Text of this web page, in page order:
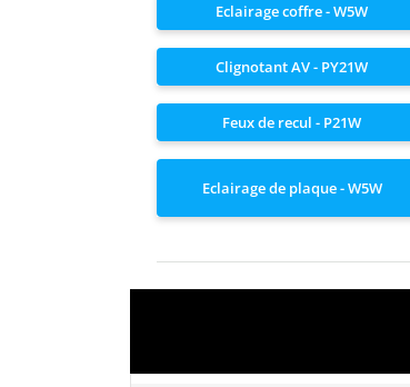
Eclairage coffre - W5W
Clignotant AV - PY21W
Feux de recul - P21W
Eclairage de plaque - W5W